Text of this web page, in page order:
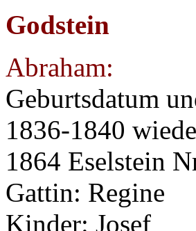
Godstein
Abraham:
Geburtsdatum
1836-1840
1864 Eselstein
Gattin: Regine
Kinder: Josef